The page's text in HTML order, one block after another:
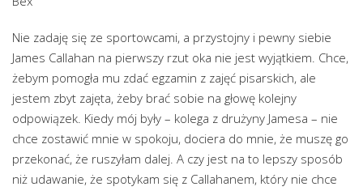
Nie zadaję się ze sportowcami, a przystojny i pewny siebie
James Callahan na pierwszy rzut oka nie jest wyjątkiem. Chce,
żebym pomogła mu zdać egzamin z zajęć pisarskich, ale
jestem zbyt zajęta, żeby brać sobie na głowę kolejny
odpowiązek. Kiedy mój były – kolega z drużyny Jamesa – nie
chce zostawić mnie w spokoju, dociera do mnie, że muszę go
przekonać, że ruszyłam dalej. A czy jest na to lepszy sposób
niż udawanie, że spotykam się z Callahanem, który nie chce